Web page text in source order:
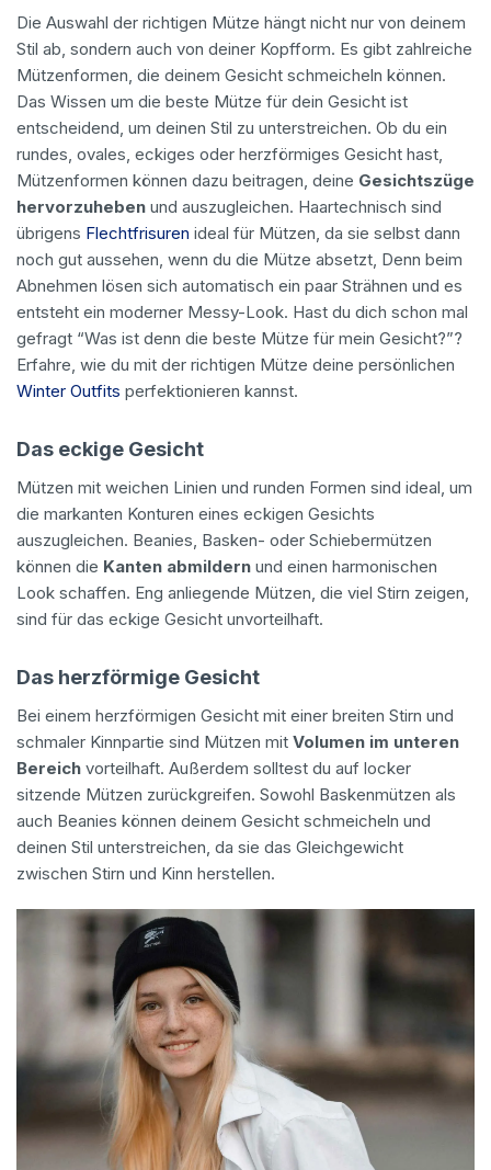
Die Auswahl der richtigen Mütze hängt nicht nur von deinem
Stil ab, sondern auch von deiner Kopfform. Es gibt zahlreiche
Mützenformen, die deinem Gesicht schmeicheln können.
Das Wissen um die beste Mütze für dein Gesicht ist
entscheidend, um deinen Stil zu unterstreichen. Ob du ein
rundes, ovales, eckiges oder herzförmiges Gesicht hast,
Mützenformen können dazu beitragen, deine Gesichtszüge
hervorzuheben und auszugleichen. Haartechnisch sind
übrigens Flechtfrisuren ideal für Mützen, da sie selbst dann
noch gut aussehen, wenn du die Mütze absetzt, Denn beim
Abnehmen lösen sich automatisch ein paar Strähnen und es
entsteht ein moderner Messy-Look. Hast du dich schon mal
gefragt “Was ist denn die beste Mütze für mein Gesicht?”?
Erfahre, wie du mit der richtigen Mütze deine persönlichen
Winter Outfits perfektionieren kannst.
Das eckige Gesicht
Mützen mit weichen Linien und runden Formen sind ideal, um
die markanten Konturen eines eckigen Gesichts
auszugleichen. Beanies, Basken- oder Schiebermützen
können die Kanten abmildern und einen harmonischen
Look schaffen. Eng anliegende Mützen, die viel Stirn zeigen,
sind für das eckige Gesicht unvorteilhaft.
Das herzförmige Gesicht
Bei einem herzförmigen Gesicht mit einer breiten Stirn und
schmaler Kinnpartie sind Mützen mit Volumen im unteren
Bereich vorteilhaft. Außerdem solltest du auf locker
sitzende Mützen zurückgreifen. Sowohl Baskenmützen als
auch Beanies können deinem Gesicht schmeicheln und
deinen Stil unterstreichen, da sie das Gleichgewicht
zwischen Stirn und Kinn herstellen.